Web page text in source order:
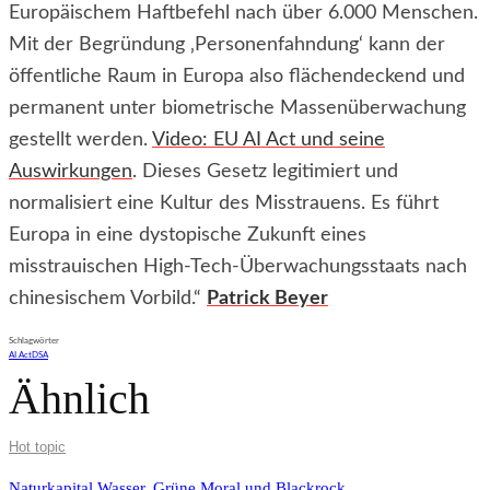
Europäischem Haftbefehl nach über 6.000 Menschen.
Mit der Begründung ‚Personenfahndung‘ kann der
öffentliche Raum in Europa also flächendeckend und
permanent unter biometrische Massenüberwachung
gestellt werden. Video: EU AI Act und seine
Auswirkungen. Dieses Gesetz legitimiert und
normalisiert eine Kultur des Misstrauens. Es führt
Europa in eine dystopische Zukunft eines
misstrauischen High-Tech-Überwachungsstaats nach
chinesischem Vorbild.“ Patrick Beyer
Schlagwörter
AI ActDSA
Ähnlich
Hot topic